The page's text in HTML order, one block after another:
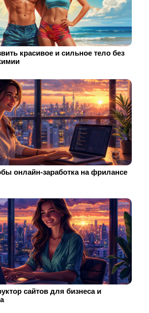
красивое и сильное тело без
онлайн-заработка на фрилансе
сайтов для бизнеса и